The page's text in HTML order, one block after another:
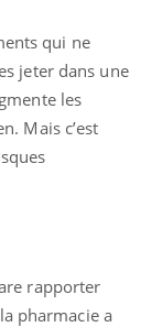
qui ne
jeter dans une
les
Mais c’est
rapporter
pharmacie a